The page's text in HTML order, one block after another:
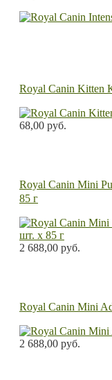
Royal Canin Kitten
68,00 руб.
Royal Canin Mini
85 г
2 688,00 руб.
Royal Canin Mini
2 688,00 руб.